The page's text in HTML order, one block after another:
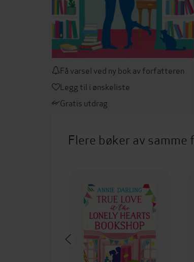
Få varsel ved ny bok av forfatteren
Legg til i ønskeliste
Gratis utdrag
Flere bøker av